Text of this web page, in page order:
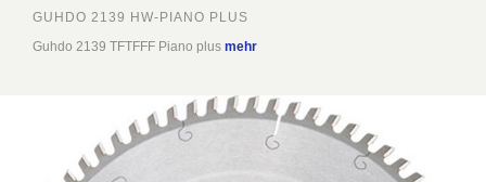
GUHDO 2139 HW-PIANO PLUS
Guhdo 2139 TFTFFF Piano plus mehr